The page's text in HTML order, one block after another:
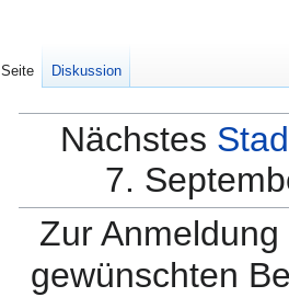
Nächstes
7.
Zur
gewünschten
Seite Diskussion